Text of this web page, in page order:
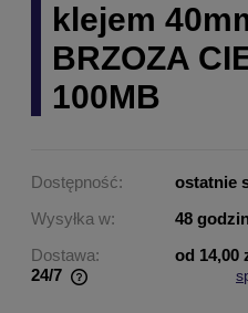
klejem
BRZOZA
100MB
Dostępność:
ostatnie
Wysyłka w:
48
Dostawa:
od 14,00
24/7